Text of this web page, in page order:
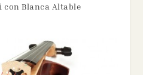
con Blanca Altable